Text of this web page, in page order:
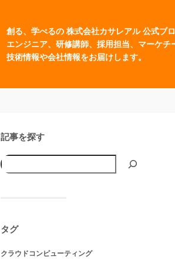
創る、学べるの 株式会社カサレアル 公式ブロ
エンジニア、研修講師、採用担当、マーケチ
技術情報や会社情報をお届けします。
記事を探す
タグ
クラウドコンピューティング